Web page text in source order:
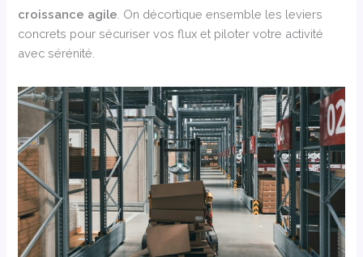
croissance agile . On décortique ensemble les leviers
concrets pour sécuriser vos flux et piloter votre activité
avec sérénité.